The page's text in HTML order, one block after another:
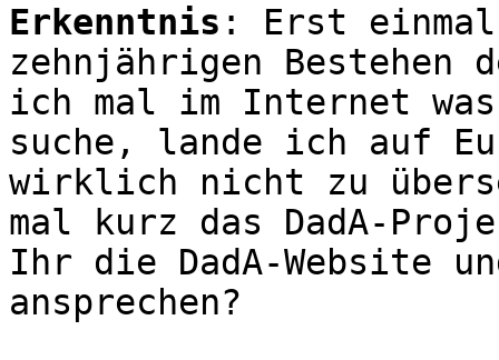
Erkenntnis : Erst einmal
zehnjährigen Bestehen
ich mal im Internet was
suche, lande ich auf
wirklich nicht zu
mal kurz das DadA-
Ihr die DadA-Website
ansprechen?